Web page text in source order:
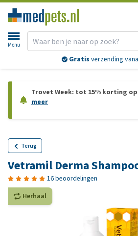
Menu
Gratis verzending
Trovet Week: tot 15% korting
meer
Terug
Vetramil Derma
16 beoordelingen
Herhaal